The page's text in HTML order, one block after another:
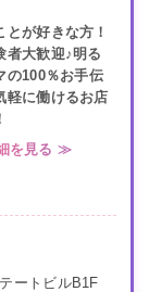
とが好きな方！
者大歓迎♪明る
の100％お手伝
軽に働けるお店
を見る ≫
ートビルB1F